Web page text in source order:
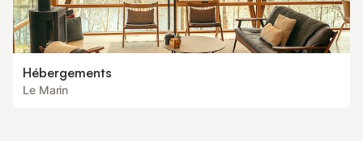
Hébergements
Le Marin